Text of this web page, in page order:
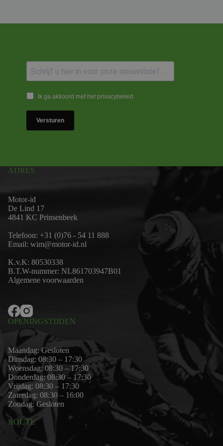
Ik ga akkoord met het privacybeleid.
Versturen
ADRES
Motor-id
De Lind 17
4841 KC Prinsenbeek
Telefoon: +31 (0)76 - 54 11 888
Email: wim@motor-id.nl
K.v.K: 80530338
B.T.W-nummer: NL861703947B01
Algemene voorwaarden
OPENINGSTIJDEN
Maandag: Gesloten
Dinsdag: 08:30 – 17:30
Woensdag: 08:30 – 17:30
Donderdag: 08:30 – 17:30
Vrijdag: 08:30 – 17:30
Zaterdag: 08:30 – 16:00
Zondag: Gesloten
ROUTE